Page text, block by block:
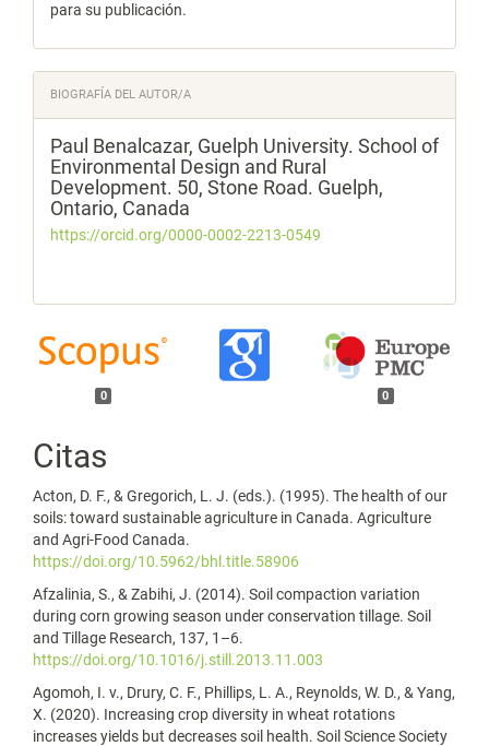
para su publicación.
BIOGRAFÍA DEL AUTOR/A
Paul Benalcazar, Guelph University. School of
Environmental Design and Rural
Development. 50, Stone Road. Guelph,
Ontario, Canada
https://orcid.org/0000-0002-2213-0549
0 0
Citas
Acton, D. F., & Gregorich, L. J. (eds.). (1995). The health of our
soils: toward sustainable agriculture in Canada. Agriculture
and Agri-Food Canada.
https://doi.org/10.5962/bhl.title.58906
Afzalinia, S., & Zabihi, J. (2014). Soil compaction variation
during corn growing season under conservation tillage. Soil
and Tillage Research, 137, 1–6.
https://doi.org/10.1016/j.still.2013.11.003
Agomoh, I. v., Drury, C. F., Phillips, L. A., Reynolds, W. D., & Yang,
X. (2020). Increasing crop diversity in wheat rotations
increases yields but decreases soil health. Soil Science Society